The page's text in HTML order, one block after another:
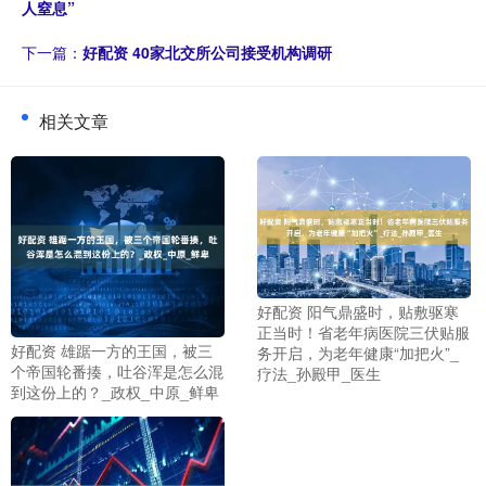
人窒息”
下一篇： 好配资 40家北交所公司接受机构调研
相关文章
好配资 雄踞一方的王国，被三
个帝国轮番揍，吐谷浑是怎么混
到这份上的？_政权_中原_鲜卑
好配资 阳气鼎盛时，贴敷驱寒
正当时！省老年病医院三伏贴服
务开启，为老年健康“加把火”_
疗法_孙殿甲_医生